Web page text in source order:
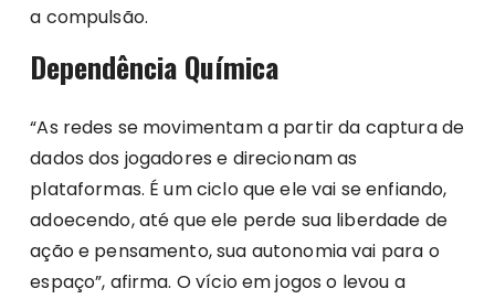
a compulsão.
Dependência Química
“As redes se movimentam a partir da captura de
dados dos jogadores e direcionam as
plataformas. É um ciclo que ele vai se enfiando,
adoecendo, até que ele perde sua liberdade de
ação e pensamento, sua autonomia vai para o
espaço”, afirma. O vício em jogos o levou a